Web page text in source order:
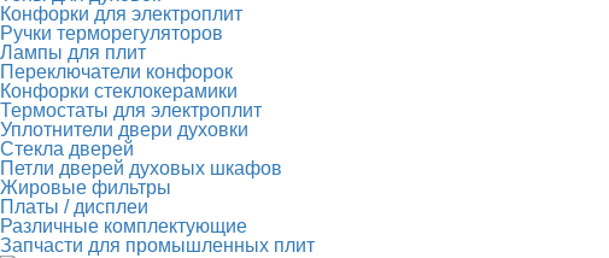
Конфорки для электроплит
Ручки терморегуляторов
Лампы для плит
Переключатели конфорок
Конфорки стеклокерамики
Термостаты для электроплит
Уплотнители двери духовки
Стекла дверей
Петли дверей духовых шкафов
Жировые фильтры
Платы / дисплеи
Различные комплектующие
Запчасти для промышленных плит